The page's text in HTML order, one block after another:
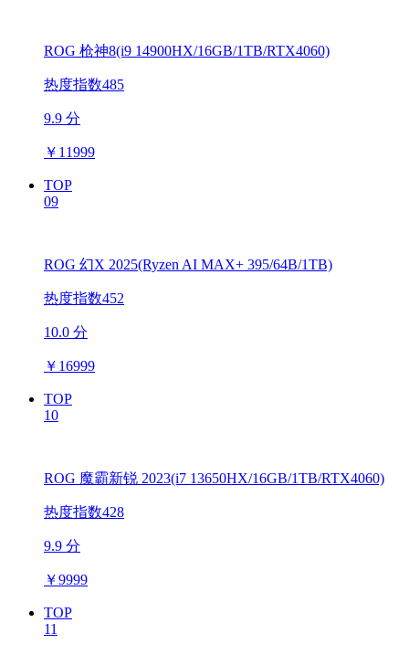
ROG 枪神8(i9 14900HX/16GB/1TB/RTX4060)
热度指数485
9.9 分
￥ 11999
TOP
09
ROG 幻X 2025(Ryzen AI MAX+ 395/64B/1TB)
热度指数452
10.0 分
￥ 16999
TOP
10
ROG 魔霸新锐 2023(i7 13650HX/16GB/1TB/RTX4060)
热度指数428
9.9 分
￥9999
TOP
11